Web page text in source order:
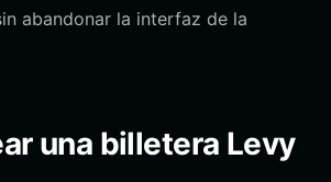
abandonar la interfaz de la
una billetera Levy